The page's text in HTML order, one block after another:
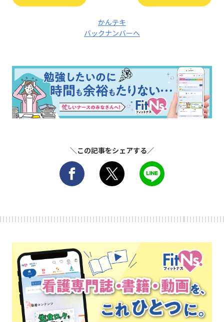
かんテキ
バックナンバーへ
＼この記事をシェアする／